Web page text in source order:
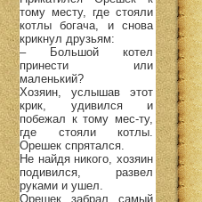
тому месту, где стояли
котлы богача, и снова
крикнул друзьям:
– Большой котел
принести или
маленький?
Хозяин, услышав этот
крик, удивился и
побежал к тому мес-ту,
где стояли котлы.
Орешек спрятался.
Не найдя никого, хозяин
подивился, развел
руками и ушел.
Орешек забрал самый